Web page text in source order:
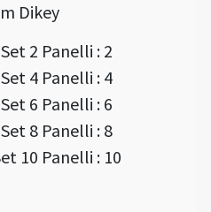
Dikey
2 Panelli : 2
4 Panelli : 4
6 Panelli : 6
8 Panelli : 8
10 Panelli : 10